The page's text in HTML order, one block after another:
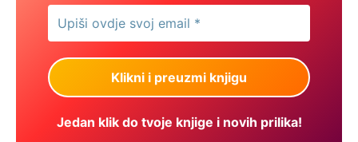
Jedan klik do tvoje knjige i novih prilika!